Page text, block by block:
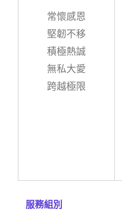
常懷感恩
堅韌不移
積極熱誠
無私大愛
跨越極限
服務組別